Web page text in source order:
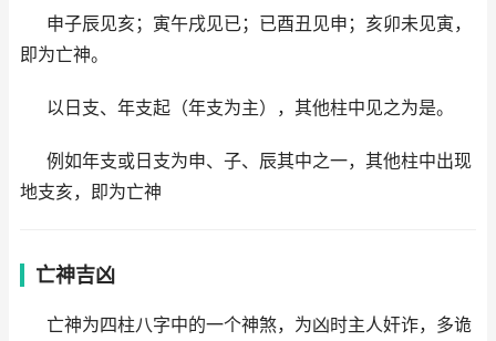
申子辰见亥；寅午戌见已；已酉丑见申；亥卯未见寅，
即为亡神。
以日支、年支起（年支为主），其他柱中见之为是。
例如年支或日支为申、子、辰其中之一，其他柱中出现
地支亥，即为亡神
亡神吉凶
亡神为四柱八字中的一个神煞，为凶时主人奸诈，多诡